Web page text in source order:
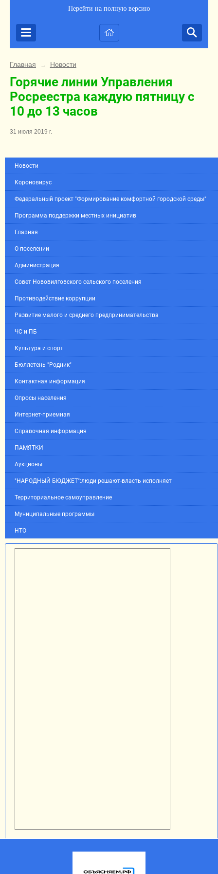
Перейти на полную версию
Главная → Новости
Горячие линии Управления
Росреестра каждую пятницу с
10 до 13 часов
31 июля 2019 г.
Новости
Короновирус
Федеральный проект "Формирование комфортной городской среды"
Программа поддержки местных инициатив
Главная
О поселении
Администрация
Совет Нововилговского сельского поселения
Противодействие коррупции
Развитие малого и среднего предпринимательства
ЧС и ПБ
Культура и спорт
Бюллетень "Родник"
Контактная информация
Опросы населения
Интернет-приемная
Справочная информация
ПАМЯТКИ
Аукционы
"НАРОДНЫЙ БЮДЖЕТ":люди решают-власть исполняет
Территориальное самоуправление
Муниципальные программы
НТО